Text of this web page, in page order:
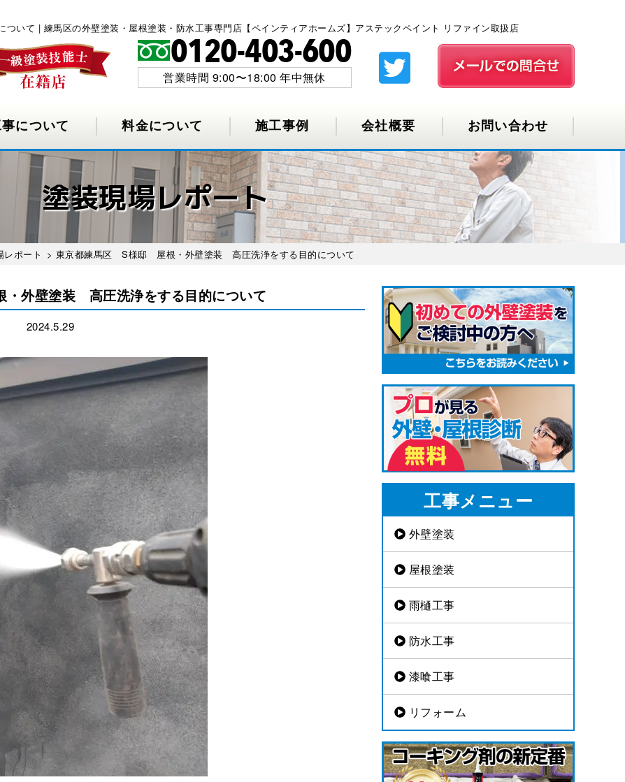
て | 練馬区の外壁塗装・屋根塗装・防水工事専門店【ペインティアホームズ】アステックペイント リファイン取扱店
営業時間 9:00〜18:00 年中無休
について 料金について 施工事例 会社概要 お問い合わせ
塗装現場レポート
レポート > 東京都練馬区 S様邸 屋根・外壁塗装 高圧洗浄をする目的について
外壁塗装 高圧洗浄をする目的について
2024.5.29
工事メニュー
外壁塗装
屋根塗装
雨樋工事
防水工事
漆喰工事
リフォーム